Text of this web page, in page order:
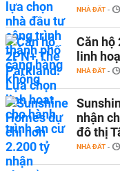
NHÀ ĐẤT -
Căn hộ
linh
NHÀ ĐẤT -
nhận
đô thị
NHÀ ĐẤT -